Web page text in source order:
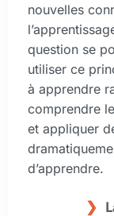
nouvelles
question se
utiliser ce
à apprendre
comprendre
et appliquer
d’apprendre.